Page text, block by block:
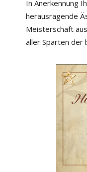
In Anerkennung
herausragende
Meisterschaft
aller Sparten der